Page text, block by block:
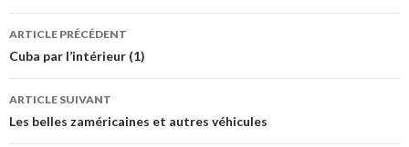
Navigation
des
articles
ARTICLE PRÉCÉDENT
Cuba par l’intérieur (1)
ARTICLE SUIVANT
Les belles zaméricaines et autres véhicules